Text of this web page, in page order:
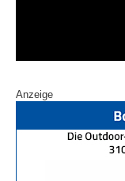
Anzeige